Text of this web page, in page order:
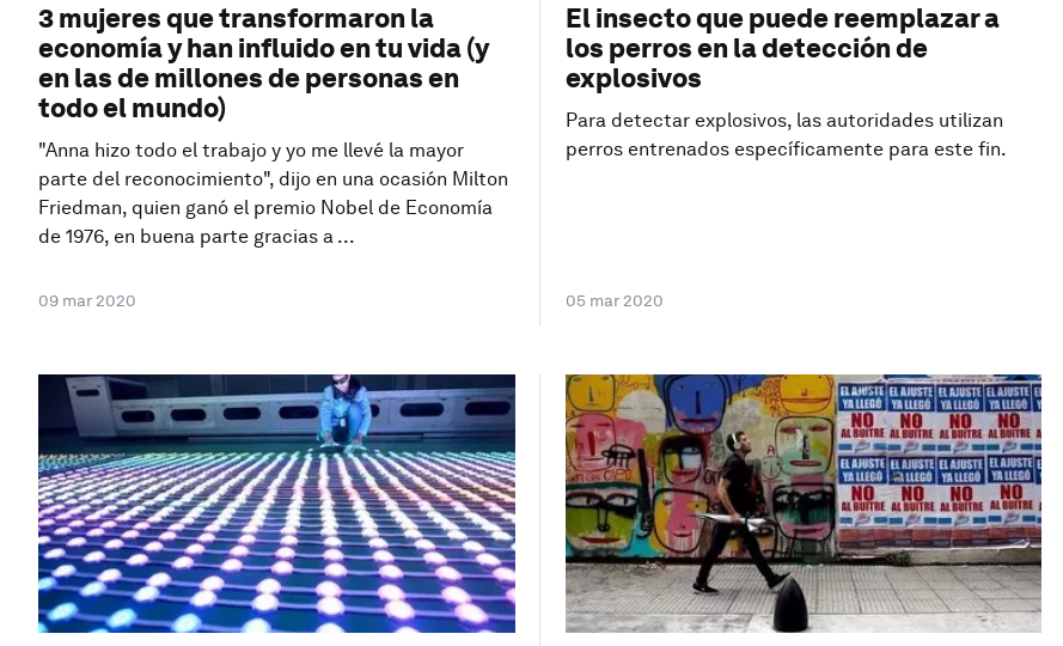
3 mujeres que transformaron la
economía y han influido en tu vida (y
en las de millones de personas en
todo el mundo)
"Anna hizo todo el trabajo y yo me llevé la mayor
parte del reconocimiento", dijo en una ocasión Milton
Friedman, quien ganó el premio Nobel de Economía
de 1976, en buena parte gracias a ...
09 mar 2020
El insecto que puede reemplazar a
los perros en la detección de
explosivos
Para detectar explosivos, las autoridades utilizan
perros entrenados específicamente para este fin.
05 mar 2020